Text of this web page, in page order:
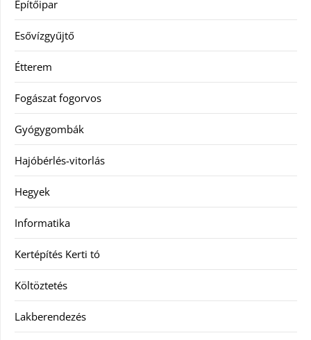
Építőipar
Esővízgyűjtő
Étterem
Fogászat fogorvos
Gyógygombák
Hajóbérlés-vitorlás
Hegyek
Informatika
Kertépítés Kerti tó
Költöztetés
Lakberendezés